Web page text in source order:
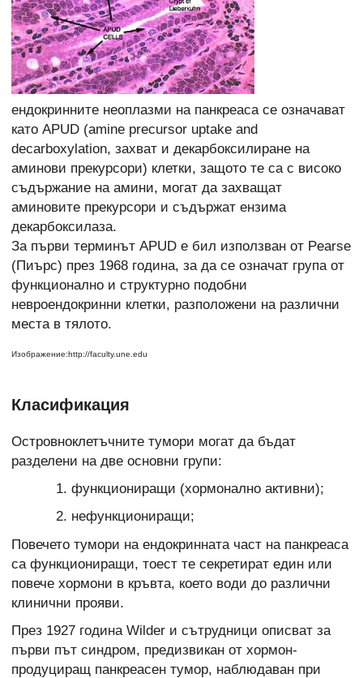
ендокринните неоплазми на панкреаса се означават
като APUD (amine precursor uptake and
decarboxylation, захват и декарбоксилиране на
аминови прекурсори) клетки, защото те са с високо
съдържание на амини, могат да захващат
аминовите прекурсори и съдържат ензима
декарбоксилаза.
За първи терминът APUD е бил използван от Pearse
(Пиърс) през 1968 година, за да се означат група от
функционално и структурно подобни
невроендокринни клетки, разположени на различни
места в тялото.
Изображение:http://faculty.une.edu
Класификация
Островноклетъчните тумори могат да бъдат
разделени на две основни групи:
функциониращи (хормонално активни);
нефункциониращи;
Повечето тумори на ендокринната част на панкреаса
са функциониращи, тоест те секретират един или
повече хормони в кръвта, което води до различни
клинични прояви.
През 1927 година Wilder и сътрудници описват за
първи път синдром, предизвикан от хормон-
продуциращ панкреасен тумор, наблюдаван при